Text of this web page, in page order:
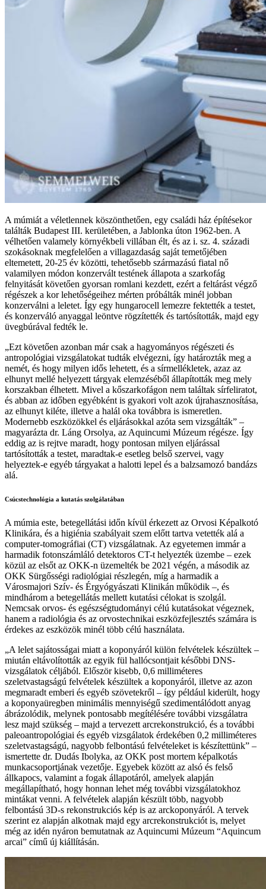
A múmiát a véletlennek köszönthetően, egy családi ház építésekor
találták Budapest III. kerületében, a Jablonka úton 1962-ben. A
vélhetően valamely környékbeli villában élt, és az i. sz. 4. századi
szokásoknak megfelelően a villagazdaság saját temetőjében
eltemetett, 20-25 év közötti, tehetősebb származású fiatal nő
valamilyen módon konzervált testének állapota a szarkofág
felnyitását követően gyorsan romlani kezdett, ezért a feltárást végző
régészek a kor lehetőségeihez mérten próbálták minél jobban
konzerválni a leletet. Így egy hungarocell lemezre fektették a testet,
és konzerváló anyaggal leöntve rögzítették és tartósították, majd egy
üvegbúrával fedték le.
„Ezt követően azonban már csak a hagyományos régészeti és
antropológiai vizsgálatokat tudták elvégezni, így határozták meg a
nemét, és hogy milyen idős lehetett, és a sírmellékletek, azaz az
elhunyt mellé helyezett tárgyak elemzéséből állapították meg mely
korszakban élhetett. Mivel a kőszarkofágon nem találtak sírfeliratot,
és abban az időben egyébként is gyakori volt azok újrahasznosítása,
az elhunyt kiléte, illetve a halál oka továbbra is ismeretlen.
Modernebb eszközökkel és eljárásokkal azóta sem vizsgálták” –
magyarázta dr. Láng Orsolya, az Aquincumi Múzeum régésze. Így
eddig az is rejtve maradt, hogy pontosan milyen eljárással
tartósították a testet, maradtak-e esetleg belső szervei, vagy
helyeztek-e egyéb tárgyakat a halotti lepel és a balzsamozó bandázs
alá.
Csúcstechnológia a kutatás szolgálatában
A múmia este, betegellátási időn kívül érkezett az Orvosi Képalkotó
Klinikára, és a higiénia szabályait szem előtt tartva vetették alá a
computer-tomográfiai (CT) vizsgálatnak. Az egyetemen immár a
harmadik fotonszámláló detektoros CT-t helyezték üzembe – ezek
közül az elsőt az OKK-n üzemelték be 2021 végén, a második az
OKK Sürgősségi radiológiai részlegén, míg a harmadik a
Városmajori Szív- és Érgyógyászati Klinikán működik –, és
mindhárom a betegellátás mellett kutatási célokat is szolgál.
Nemcsak orvos- és egészségtudományi célú kutatásokat végeznek,
hanem a radiológia és az orvostechnikai eszközfejlesztés számára is
érdekes az eszközök minél több célú használata.
„A lelet sajátosságai miatt a koponyáról külön felvételek készültek –
miután eltávolították az egyik fül hallócsontjait későbbi DNS-
vizsgálatok céljából. Először kisebb, 0,6 milliméteres
szeletvastagságú felvételek készültek a koponyáról, illetve az azon
megmaradt emberi és egyéb szövetekről – így például kiderült, hogy
a koponyaüregben minimális mennyiségű szedimentálódott anyag
ábrázolódik, melynek pontosabb megítélésére további vizsgálatra
lesz majd szükség – majd a tervezett arcrekonstrukció, és a további
paleoantropológiai és egyéb vizsgálatok érdekében 0,2 milliméteres
szeletvastagságú, nagyobb felbontású felvételeket is készítettünk” –
ismertette dr. Dudás Ibolyka, az OKK post mortem képalkotás
munkacsoportjának vezetője. Egyebek között az alsó és felső
állkapocs, valamint a fogak állapotáról, amelyek alapján
megállapítható, hogy honnan lehet még további vizsgálatokhoz
mintákat venni. A felvételek alapján készült több, nagyobb
felbontású 3D-s rekonstrukciós kép is az arckoponyáról. A tervek
szerint ez alapján alkotnak majd egy arcrekonstrukciót is, melyet
még az idén nyáron bemutatnak az Aquincumi Múzeum “Aquincum
arcai” című új kiállításán.